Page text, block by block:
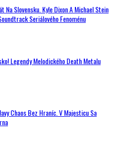
Na Slovensku. Kyle Dixon A Michael Stein
Seriálového Fenoménu
Legendy Melodického Death Metalu
Chaos Bez Hraníc. V Majesticu Sa